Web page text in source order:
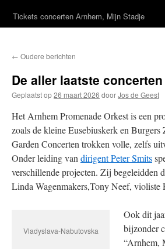
Tickets concerten Arnhem, Mijn Stadje
← Oudere berichten
De aller laatste
Geplaatst op26 maart 2026 doorJos de Geest
Het Arnhem Promenade Orkest is een
zoals de kleine Eusebiuskerk en
Garden Concerten trokken volle, zelfs
Onder leiding van dirigent Peter Smits
verschillende projecten. Zij begeleidden
Linda Wagenmakers,Tony Neef, violiste
Vladyslava-Nabutovska
Ook dit
bijzonder
“Arnhem,